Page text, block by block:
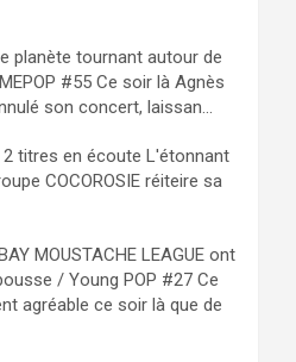
planète tournant autour de
#55 Ce soir là Agnès
son concert, laissan...
2 titres en écoute L'étonnant
COCOROSIE réiteire sa
MOUSTACHE LEAGUE ont
/ Young POP #27 Ce
agréable ce soir là que de